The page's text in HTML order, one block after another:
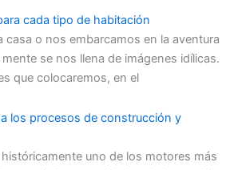
cada tipo de habitación
casa o nos embarcamos en la aventura
se nos llena de imágenes idílicas.
que colocaremos, en el
los procesos de construcción y
uno de los motores más